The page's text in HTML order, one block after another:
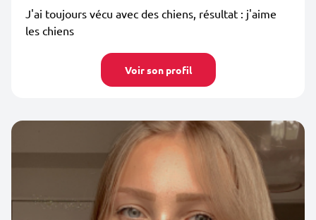
J'ai toujours vécu avec des chiens, résultat : j'aime
les chiens
Voir son profil